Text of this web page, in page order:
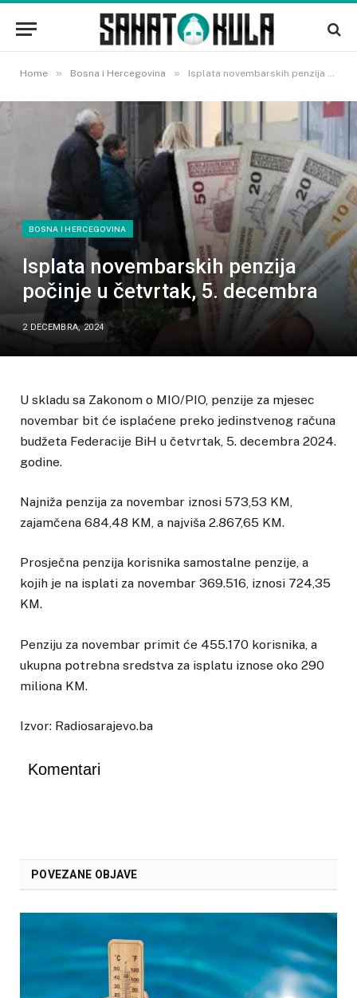
Home » Bosna i Hercegovina » Isplata novembarskih penzija počinje u četvrtak, 5. decembra
BOSNA I HERCEGOVINA
Isplata novembarskih penzija
počinje u četvrtak, 5. decembra
2 DECEMBRA, 2024
U skladu sa Zakonom o MIO/PIO, penzije za mjesec
novembar bit će isplaćene preko jedinstvenog računa
budžeta Federacije BiH u četvrtak, 5. decembra 2024.
godine.
Najniža penzija za novembar iznosi 573,53 KM,
zajamčena 684,48 KM, a najviša 2.867,65 KM.
Prosječna penzija korisnika samostalne penzije, a
kojih je na isplati za novembar 369.516, iznosi 724,35
KM.
Penziju za novembar primit će 455.170 korisnika, a
ukupna potrebna sredstva za isplatu iznose oko 290
miliona KM.
Izvor: Radiosarajevo.ba
Komentari
POVEZANE OBJAVE